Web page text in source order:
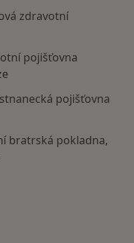
zdravotní
pojišťovna
pojišťovna
bratrská pokladna,